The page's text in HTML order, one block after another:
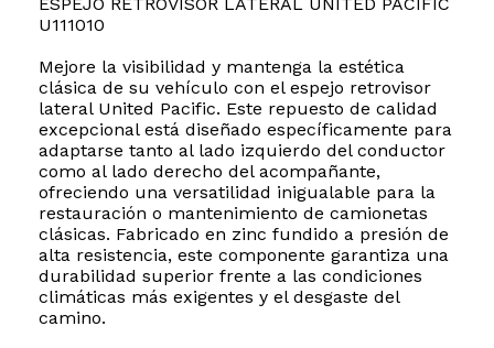
U111010
Mejore la visibilidad y mantenga la estética
clásica de su vehículo con el espejo retrovisor
lateral United Pacific. Este repuesto de calidad
excepcional está diseñado específicamente para
adaptarse tanto al lado izquierdo del conductor
como al lado derecho del acompañante,
ofreciendo una versatilidad inigualable para la
restauración o mantenimiento de camionetas
clásicas. Fabricado en zinc fundido a presión de
alta resistencia, este componente garantiza una
durabilidad superior frente a las condiciones
climáticas más exigentes y el desgaste del
camino.